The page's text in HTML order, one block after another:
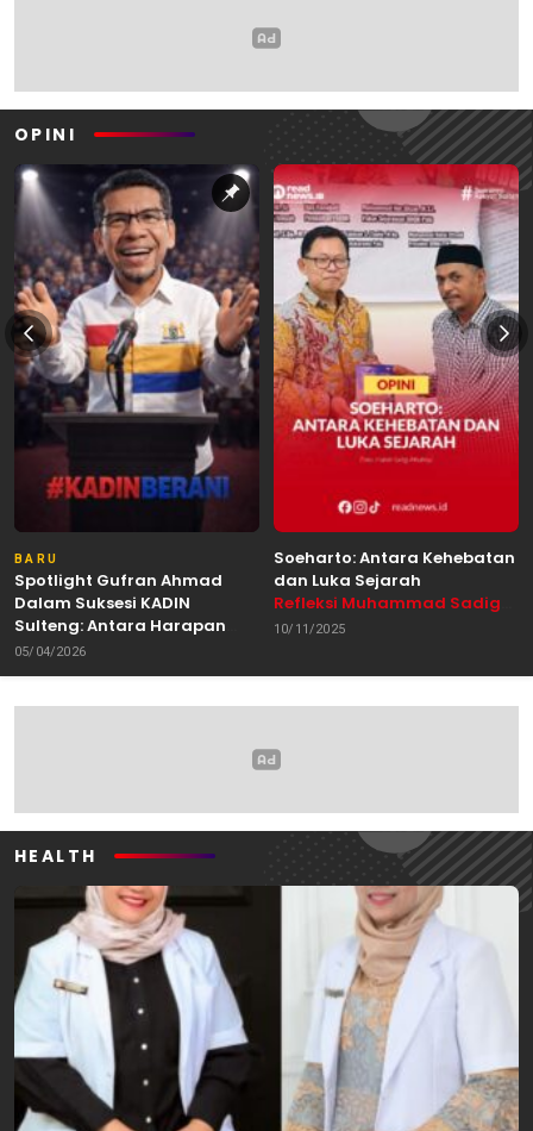
OPINI
BARU
Spotlight Gufran Ahmad
Dalam Suksesi KADIN
Sulteng: Antara Harapan
dan Kebutuhan Perubahan
Oleh: Anshar Munir
05/04/2026
Soeharto: Antara Kehebatan
dan Luka Sejarah
Refleksi Muhammad Sadig
Alhabsyie, Akademisi UIN
Pemerhati Gerakan
10/11/2025
HEALTH